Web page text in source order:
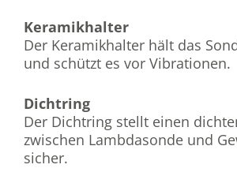
Keramikhalter
Der Keramikhalter hält das
und schützt es vor Vibrationen.
Dichtring
Der Dichtring stellt einen
zwischen Lambdasonde und
sicher.